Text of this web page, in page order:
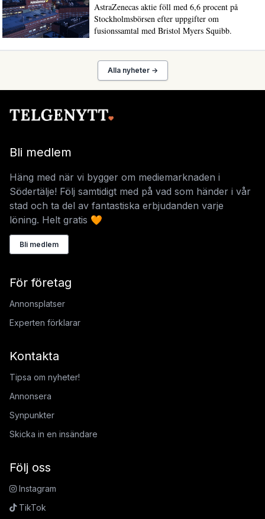
AstraZenecas aktie föll med 6,6 procent på
Stockholmsbörsen efter uppgifter om
fusionssamtal med Bristol Myers Squibb.
Alla nyheter →
Bli medlem
Häng med när vi bygger om mediemarknaden i
Södertälje! Följ samtidigt med på vad som händer i vår
stad och ta del av fantastiska erbjudanden varje
löning. Helt gratis 🧡
Bli medlem
För företag
Annonsplatser
Experten förklarar
Kontakta
Tipsa om nyheter!
Annonsera
Synpunkter
Skicka in en insändare
Följ oss
Instagram
TikTok